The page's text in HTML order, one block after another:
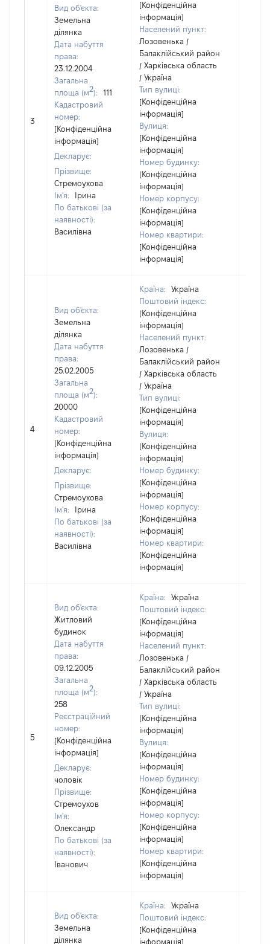
3
Вид об'єкта:
Земельна
ділянка
Дата набуття
права:
23.12.2004
Загальна
площа (м2):
111
Кадастровий
номер:
[Конфіденційна
інформація]
Декларує:
Прізвище:
Стремоухова
Ім'я:
Ірина
По батькові (за
наявності):
Василівна
[Конфіденційна
інформація]
Населений пункт:
Лозовенька /
Балаклійський район
/ Харківська область
/ Україна
Тип вулиці:
[Конфіденційна
інформація]
Вулиця:
[Конфіденційна
інформація]
Номер будинку:
[Конфіденційна
інформація]
Номер корпусу:
[Конфіденційна
інформація]
Номер квартири:
[Конфіденційна
інформація]
4
Вид об'єкта:
Земельна
ділянка
Дата набуття
права:
25.02.2005
Загальна
площа (м2):
20000
Кадастровий
номер:
[Конфіденційна
інформація]
Декларує:
Прізвище:
Стремоухова
Ім'я:
Ірина
По батькові (за
наявності):
Василівна
Країна:
Україна
Поштовий індекс:
[Конфіденційна
інформація]
Населений пункт:
Лозовенька /
Балаклійський район
/ Харківська область
/ Україна
Тип вулиці:
[Конфіденційна
інформація]
Вулиця:
[Конфіденційна
інформація]
Номер будинку:
[Конфіденційна
інформація]
Номер корпусу:
[Конфіденційна
інформація]
Номер квартири:
[Конфіденційна
інформація]
5
Вид об'єкта:
Житловий
будинок
Дата набуття
права:
09.12.2005
Загальна
площа (м2):
258
Реєстраційний
номер:
[Конфіденційна
інформація]
Декларує:
чоловік
Прізвище:
Стремоухов
Ім'я:
Олександр
По батькові (за
наявності):
Іванович
Країна:
Україна
Поштовий індекс:
[Конфіденційна
інформація]
Населений пункт:
Лозовенька /
Балаклійський район
/ Харківська область
/ Україна
Тип вулиці:
[Конфіденційна
інформація]
Вулиця:
[Конфіденційна
інформація]
Номер будинку:
[Конфіденційна
інформація]
Номер корпусу:
[Конфіденційна
інформація]
Номер квартири:
[Конфіденційна
інформація]
Вид об'єкта:
Земельна
ділянка
Країна:
Україна
Поштовий індекс:
[Конфіденційна
інформація]